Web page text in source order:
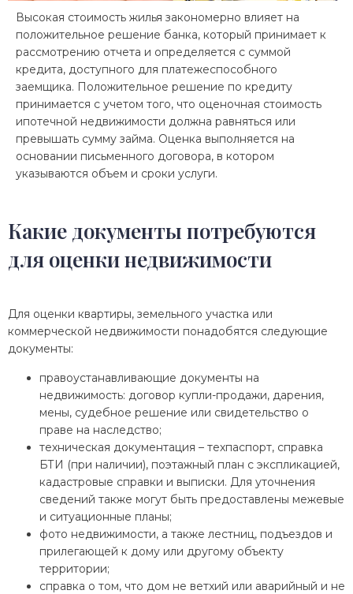
Высокая стоимость жилья закономерно влияет на
положительное решение банка, который принимает к
рассмотрению отчета и определяется с суммой
кредита, доступного для платежеспособного
заемщика. Положительное решение по кредиту
принимается с учетом того, что оценочная стоимость
ипотечной недвижимости должна равняться или
превышать сумму займа. Оценка выполняется на
основании письменного договора, в котором
указываются объем и сроки услуги.
Какие документы потребуются
для оценки недвижимости
Для оценки квартиры, земельного участка или
коммерческой недвижимости понадобятся следующие
документы:
правоустанавливающие документы на
недвижимость: договор купли-продажи, дарения,
мены, судебное решение или свидетельство о
праве на наследство;
техническая документация – техпаспорт, справка
БТИ (при наличии), поэтажный план с экспликацией,
кадастровые справки и выписки. Для уточнения
сведений также могут быть предоставлены межевые
и ситуационные планы;
фото недвижимости, а также лестниц, подъездов и
прилегающей к дому или другому объекту
территории;
справка о том, что дом не ветхий или аварийный и не